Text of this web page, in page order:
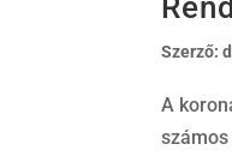
Szerző:
A